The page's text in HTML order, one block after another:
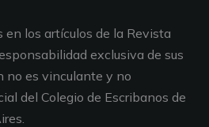
los artículos de la Revista
exclusiva de sus
no es vinculante y no
del Colegio de Escribanos de